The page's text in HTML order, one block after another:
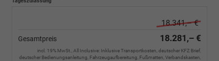
18.341,– €
Gesamtpreis 18.281,– €
incl. 19% MwSt., All Inclusive: Inklusive Transportkosten, deutscher KFZ Brief,
deutscher Bedienungsanleitung, Fahrzeugaufbereitung, Fußmatten, Verbandskasten,